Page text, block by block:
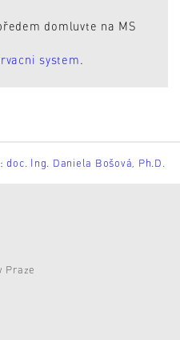
domluvte na MS
system
doc. Ing. Daniela Bošová, Ph.D.
Praze